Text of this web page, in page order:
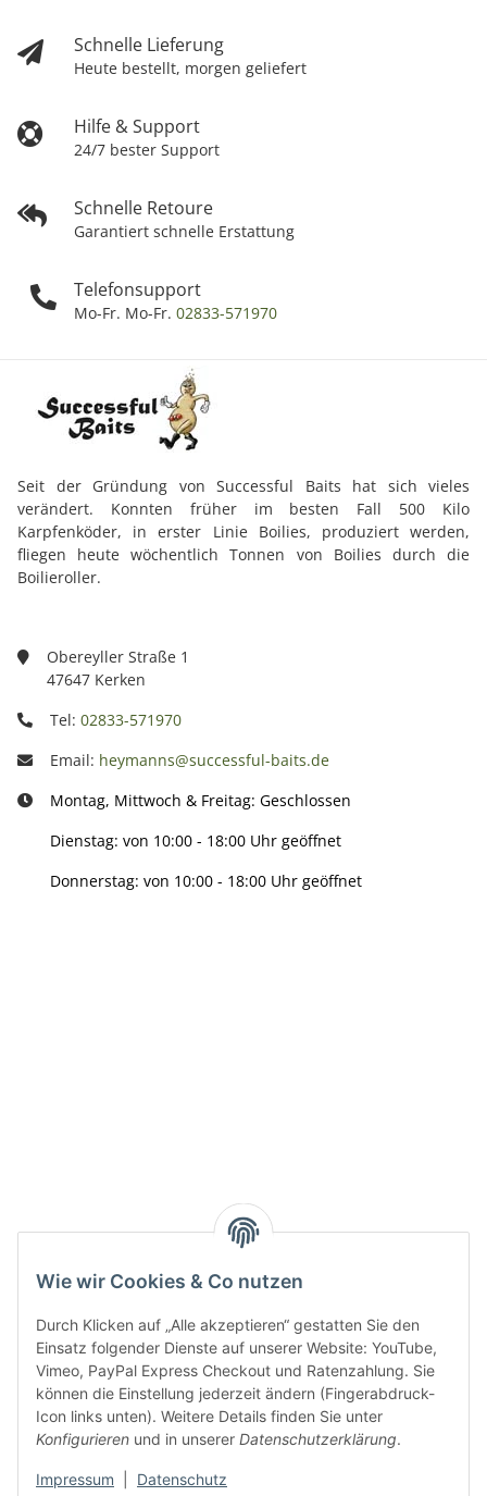
Wie wir Cookies & Co nutzen
Durch Klicken auf „Alle akzeptieren“ gestatten Sie den
Einsatz folgender Dienste auf unserer Website: YouTube,
Vimeo, PayPal Express Checkout und Ratenzahlung. Sie
können die Einstellung jederzeit ändern (Fingerabdruck-
Icon links unten). Weitere Details finden Sie unter
Konfigurieren und in unserer Datenschutzerklärung.
Impressum Datenschutz
Schnelle Lieferung
Heute bestellt, morgen geliefert
Hilfe & Support
24/7 bester Support
Schnelle Retoure
Garantiert schnelle Erstattung
Telefonsupport
Mo-Fr. Mo-Fr. 02833-571970
Seit der Gründung von Successful Baits hat sich vieles
verändert. Konnten früher im besten Fall 500 Kilo
Karpfenköder, in erster Linie Boilies, produziert werden,
fliegen heute wöchentlich Tonnen von Boilies durch die
Boilieroller.
Obereyller Straße 1
47647 Kerken
Tel: 02833-571970
Email: heymanns@successful-baits.de
Montag, Mittwoch & Freitag: Geschlossen
Dienstag: von 10:00 - 18:00 Uhr geöffnet
Donnerstag: von 10:00 - 18:00 Uhr geöffnet
Gesetzliche Informationen